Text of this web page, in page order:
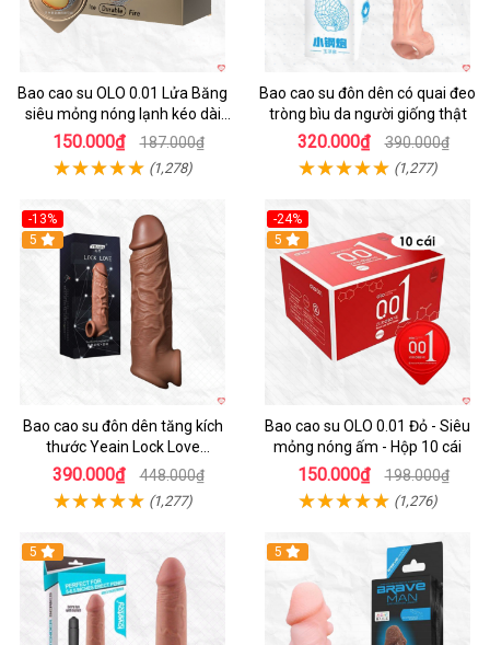
Bao cao su OLO 0.01 Lửa Băng
siêu mỏng nóng lạnh kéo dài
thời gian hộp 10
150.000₫ 187.000₫
(1,278)
Bao cao su đôn dên có quai đeo
tròng bìu da người giống thật
320.000₫ 390.000₫
(1,277)
-13%
5
Bao cao su đôn dên tăng kích
thước Yeain Lock Love
Raytheon
390.000₫ 448.000₫
(1,277)
-24%
Hot
5
Bao cao su OLO 0.01 Đỏ - Siêu
mỏng nóng ấm - Hộp 10 cái
150.000₫ 198.000₫
(1,276)
5 5